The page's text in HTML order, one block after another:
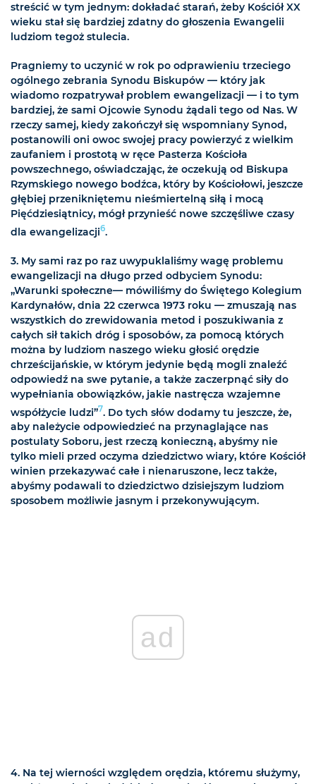
streścić w tym jednym: dokładać starań, żeby Kościół XX
wieku stał się bardziej zdatny do głoszenia Ewangelii
ludziom tegoż stulecia.
Pragniemy to uczynić w rok po odprawieniu trzeciego
ogólnego zebrania Synodu Biskupów — który jak
wiadomo rozpatrywał problem ewangelizacji — i to tym
bardziej, że sami Ojcowie Synodu żądali tego od Nas. W
rzeczy samej, kiedy zakończył się wspomniany Synod,
postanowili oni owoc swojej pracy powierzyć z wielkim
zaufaniem i prostotą w ręce Pasterza Kościoła
powszechnego, oświadczając, że oczekują od Biskupa
Rzymskiego nowego bodźca, który by Kościołowi, jeszcze
głębiej przenikniętemu nieśmiertelną siłą i mocą
Pięćdziesiątnicy, mógł przynieść nowe szczęśliwe czasy
dla ewangelizacji6.
3. My sami raz po raz uwypuklaliśmy wagę problemu
ewangelizacji na długo przed odbyciem Synodu:
„Warunki społeczne— mówiliśmy do Świętego Kolegium
Kardynałów, dnia 22 czerwca 1973 roku — zmuszają nas
wszystkich do zrewidowania metod i poszukiwania z
całych sił takich dróg i sposobów, za pomocą których
można by ludziom naszego wieku głosić orędzie
chrześcijańskie, w którym jedynie będą mogli znaleźć
odpowiedź na swe pytanie, a także zaczerpnąć siły do
wypełniania obowiązków, jakie nastręcza wzajemne
współżycie ludzi”7. Do tych słów dodamy tu jeszcze, że,
aby należycie odpowiedzieć na przynaglające nas
postulaty Soboru, jest rzeczą konieczną, abyśmy nie
tylko mieli przed oczyma dziedzictwo wiary, które Kościół
winien przekazywać całe i nienaruszone, lecz także,
abyśmy podawali to dziedzictwo dzisiejszym ludziom
sposobem możliwie jasnym i przekonywującym.
ad
4. Na tej wierności względem orędzia, któremu służymy,